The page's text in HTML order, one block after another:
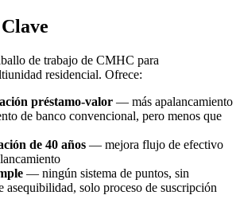
de trabajo de CMHC para
residencial. Ofrece:
préstamo-valor — más apalancamiento
de banco convencional, pero menos que
de 40 años — mejora flujo de efectivo
— ningún sistema de puntos, sin
asequibilidad, solo proceso de suscripción